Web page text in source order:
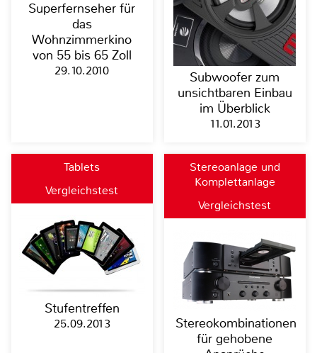
Superfernseher für
das
Wohnzimmerkino
von 55 bis 65 Zoll
29.10.2010
Subwoofer zum
unsichtbaren Einbau
im Überblick
11.01.2013
Tablets
Vergleichstest
Stufentreffen
25.09.2013
Stereoanlage und
Komplettanlage
Vergleichstest
Stereokombinationen
für gehobene